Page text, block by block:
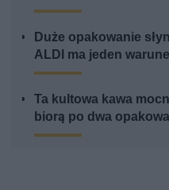
Duże opakowanie
ALDI ma jeden
Ta kultowa kawa
biorą po dwa